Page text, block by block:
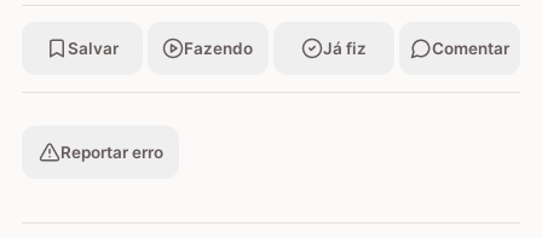
Salvar Fazendo Já fiz Comentar
Reportar erro